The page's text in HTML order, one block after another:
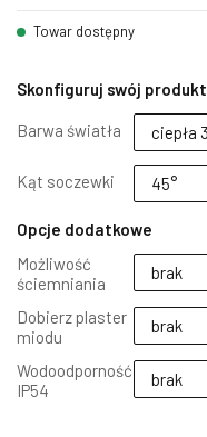
Towar dostępny
Skonfiguruj swój produkt
Barwa światła
Kąt soczewki
Opcje dodatkowe
Możliwość
ściemniania
Dobierz plaster
miodu
Wodoodporność
IP54